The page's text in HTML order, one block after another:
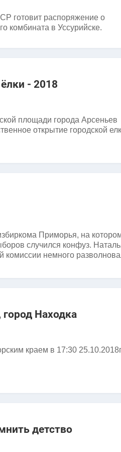
готовит распоряжение о
комбината в Уссурийске.
- 2018
площади города Арсеньев
открытие городской
Приморья, на
случился конфуз.
комиссии немного
Находка
краем в 17:30
детство